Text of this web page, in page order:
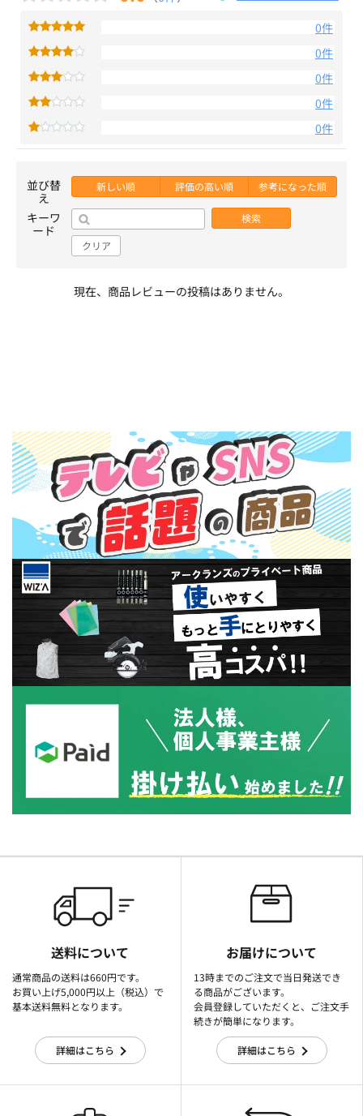
0件
0件
0件
0件
0件
並び替
え
新しい順 評価の高い順 参考になった順
キーワ
ード
検索
クリア
現在、商品レビューの投稿はありません。
送料について
通常商品の送料は660円です。
お買い上げ5,000円以上（税込）で
基本送料無料となります。
詳細はこちら
お届けについて
13時までのご注文で当日発送でき
る商品がございます。
会員登録していただくと、ご注文手
続きが簡単になります。
詳細はこちら